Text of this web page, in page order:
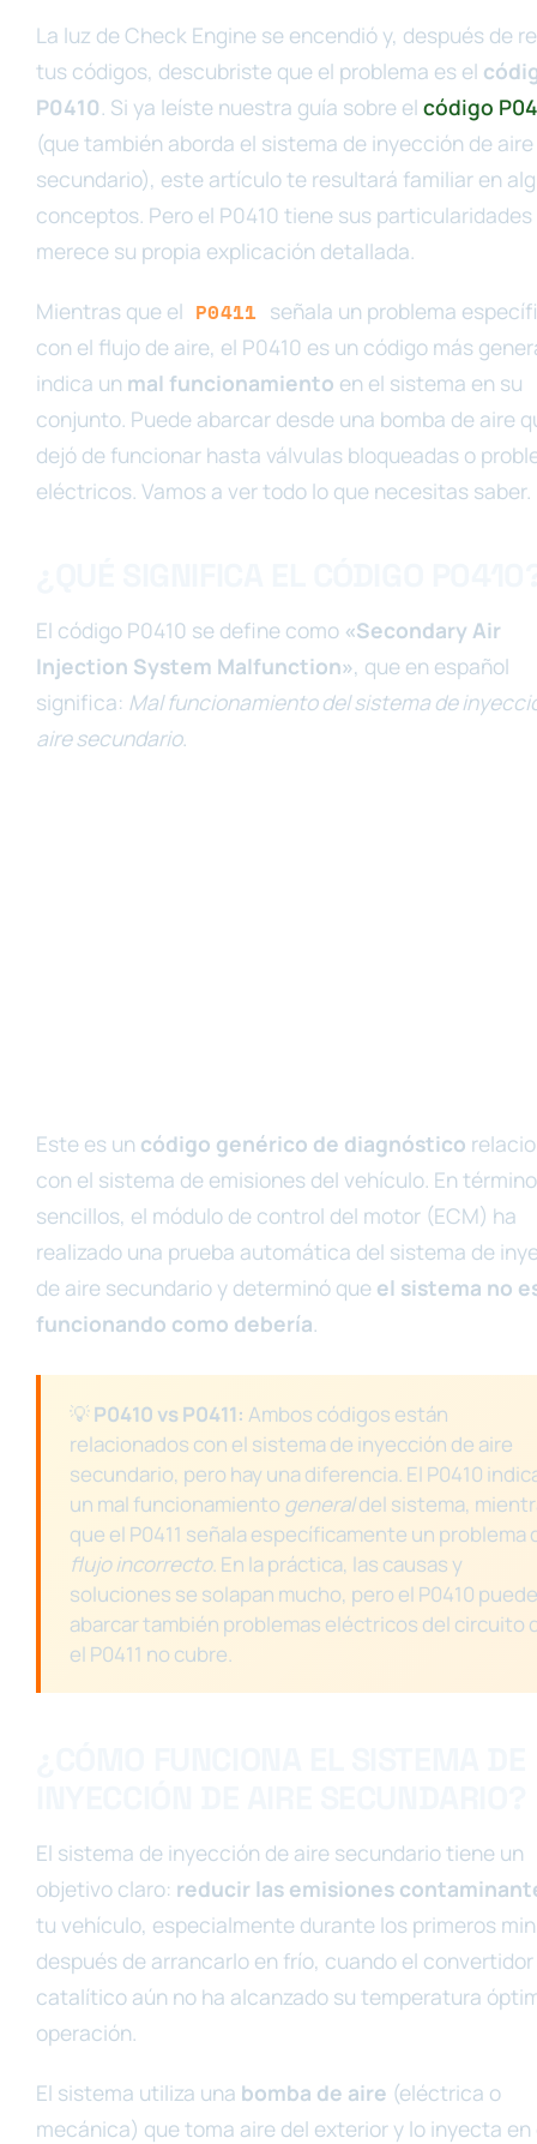
La luz de Check Engine se encendió y, después de
tus códigos, descubriste que el problema es el
P0410. Si ya leíste nuestra guía sobre el código
(que también aborda el sistema de inyección de aire
secundario), este artículo te resultará familiar en
conceptos. Pero el P0410 tiene sus particularidades
merece su propia explicación detallada.
Mientras que el P0411 señala un problema
con el flujo de aire, el P0410 es un código más
indica un mal funcionamiento en el sistema en su
conjunto. Puede abarcar desde una bomba de aire
dejó de funcionar hasta válvulas bloqueadas o
eléctricos. Vamos a ver todo lo que necesitas saber.
El código P0410 se define como «Secondary Air
Injection System Malfunction», que en español
significa: Mal funcionamiento del sistema de
aire secundario.
Este es un código genérico de diagnóstico
con el sistema de emisiones del vehículo. En
sencillos, el módulo de control del motor (ECM) ha
realizado una prueba automática del sistema de
de aire secundario y determinó que el sistema no
funcionando como debería.
💡P0410 vs P0411: Ambos códigos están
relacionados con el sistema de inyección de aire
secundario, pero hay una diferencia. El P0410
un mal funcionamiento generaldel sistema,
que el P0411 señala específicamente un problema
flujo incorrecto. En la práctica, las causas y
soluciones se solapan mucho, pero el P0410 puede
abarcar también problemas eléctricos del circuito
el P0411 no cubre.
El sistema de inyección de aire secundario tiene un
objetivo claro: reducir las emisiones
tu vehículo, especialmente durante los primeros
después de arrancarlo en frío, cuando el convertidor
catalítico aún no ha alcanzado su temperatura
operación.
El sistema utiliza una bomba de aire (eléctrica o
mecánica) que toma aire del exterior y lo inyecta en